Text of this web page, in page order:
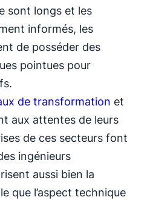
sont longs et les
informés, les
de posséder des
pointues pour
de transformation et
aux attentes de leurs
de ces secteurs font
ingénieurs
aussi bien la
que l’aspect technique